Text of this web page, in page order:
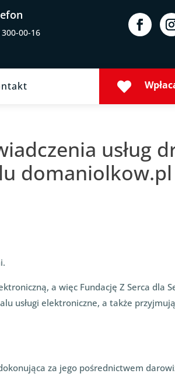
300-00-16

usług
domaniolkow.pl
a więc Fundację Z Serca dla
usługi elektroniczne, a także
za jego pośrednictwem